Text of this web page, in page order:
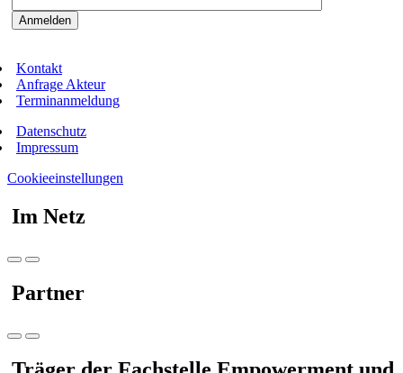
Kontakt
Anfrage Akteur
Terminanmeldung
Datenschutz
Impressum
Cookieeinstellungen
Im Netz
Partner